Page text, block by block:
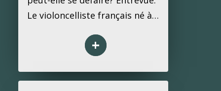
Le violoncelliste français né à…
+